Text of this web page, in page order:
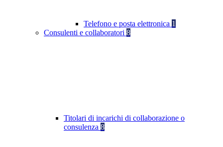
Telefono e posta elettronica 1
Consulenti e collaboratori 8
Titolari di incarichi di collaborazione o
consulenza 8